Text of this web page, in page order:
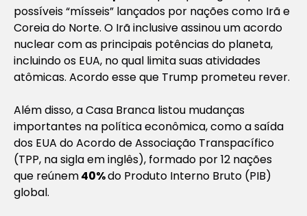
possíveis “mísseis” lançados por nações como Irã e
Coreia do Norte. O Irã inclusive assinou um acordo
nuclear com as principais potências do planeta,
incluindo os EUA, no qual limita suas atividades
atômicas. Acordo esse que Trump prometeu rever.
Além disso, a Casa Branca listou mudanças
importantes na política econômica, como a saída
dos EUA do Acordo de Associação Transpacífico
(TPP, na sigla em inglês), formado por 12 nações
que reúnem40%do Produto Interno Bruto (PIB)
global.